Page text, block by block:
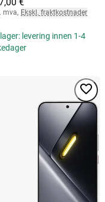
mva, Ekskl. fraktkostnader
levering innen 1-4